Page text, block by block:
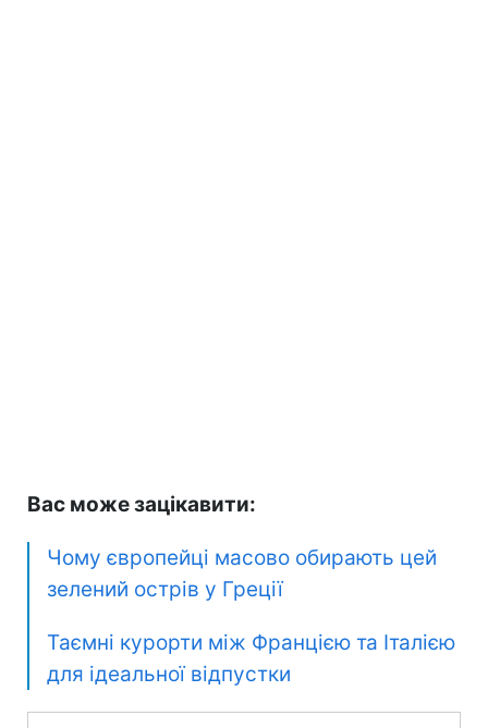
Вас може зацікавити:
Чому європейці масово обирають цей
зелений острів у Греції
Таємні курорти між Францією та Італією
для ідеальної відпустки